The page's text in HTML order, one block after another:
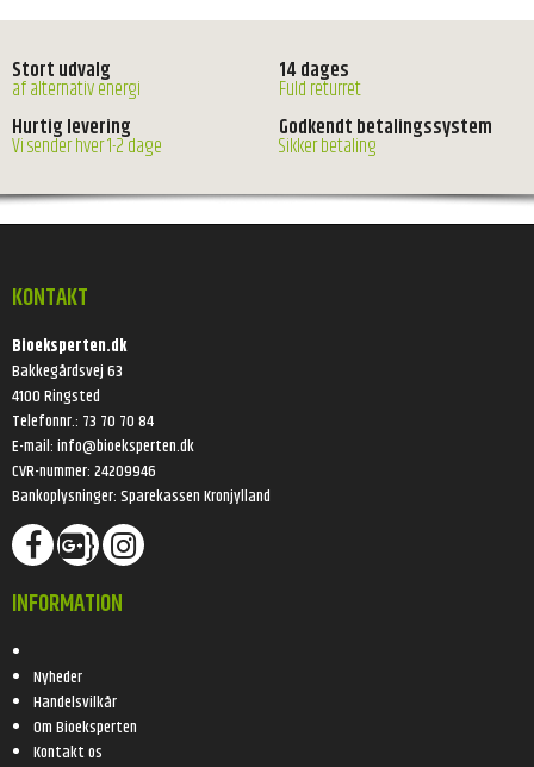
Stort udvalg
af alternativ energi
14 dages
Fuld returret
Hurtig levering
Vi sender hver 1-2 dage
Godkendt betalingssystem
Sikker betaling
KONTAKT
Bioeksperten.dk
Bakkegårdsvej 63
4100 Ringsted
Telefonnr.: 73 70 70 84
E-mail:info@bioeksperten.dk
CVR-nummer:24209946
Bankoplysninger:Sparekassen Kronjylland
}
INFORMATION
Nyheder
Handelsvilkår
Om Bioeksperten
Kontakt os